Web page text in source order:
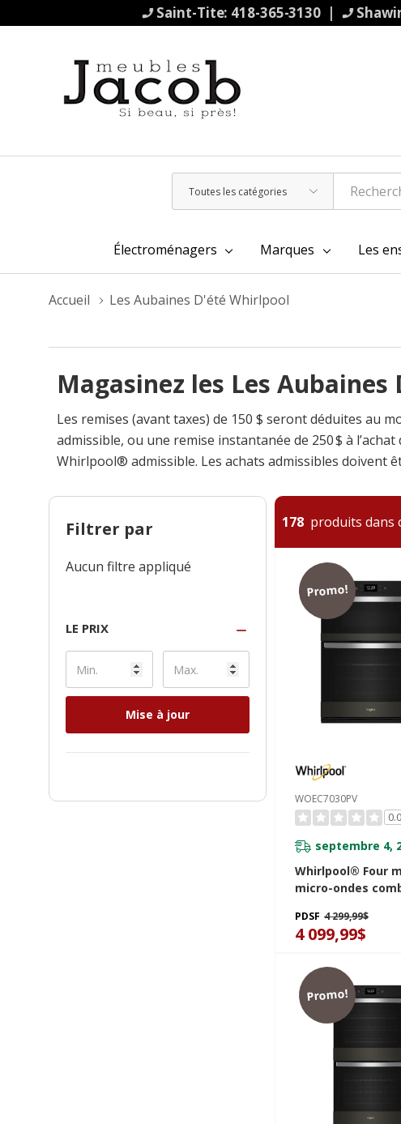
Saint-Tite: 418-365-3130 |
Toutes
les
Rechercher
Électroménagers Marques Les
Accueil Les Aubaines D'été Whirlpool
Magasinez les Les
Les remises (avant taxes) de 150 $ seront déduites au
admissible, ou une remise instantanée de 250 $ à
Whirlpool® admissible. Les achats admissibles doivent
Filtrer par
Aucun filtre appliqué
LE PRIX
Mise à jour
178 produits dans
Promo!
WOEC7030PV
0.0
septembre 4,
Whirlpool® Four
micro-ondes
cu WOEC7030PV
PDSF 4 299,99$
4 099,99$
Promo!